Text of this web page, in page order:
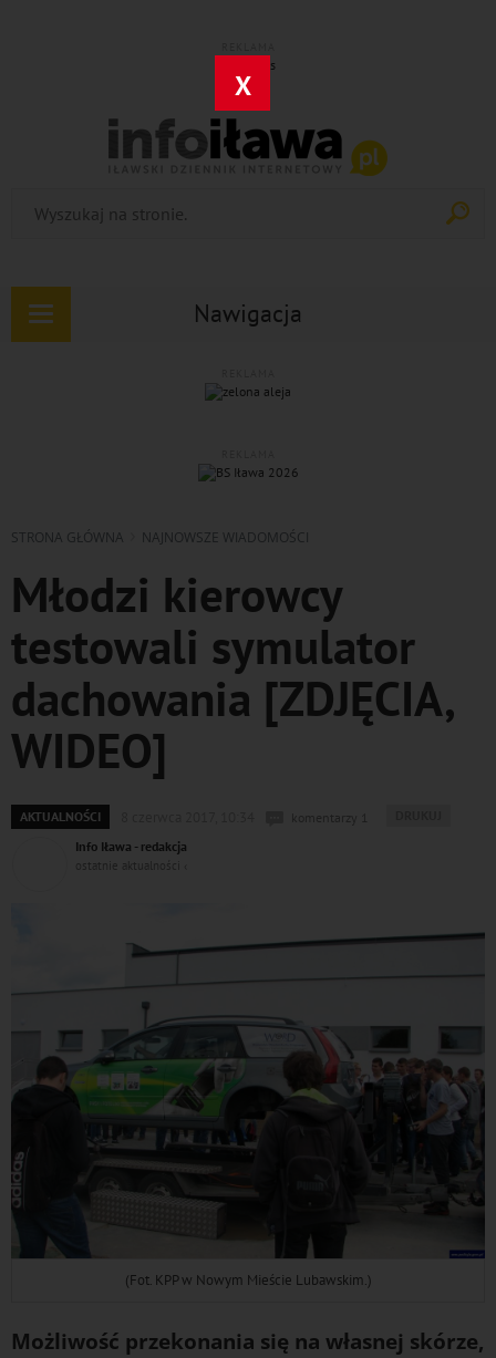
X
Nawigacja
Rozwiń
STRONA GŁÓWNA NAJNOWSZE WIADOMOŚCI
Młodzi kierowcy
testowali symulator
dachowania [ZDJĘCIA,
WIDEO]
AKTUALNOŚCI
Info Iława - redakcja
ostatnie aktualności ‹
(Fot. KPP w Nowym Mieście Lubawskim.)
Możliwość przekonania się na własnej skórze,